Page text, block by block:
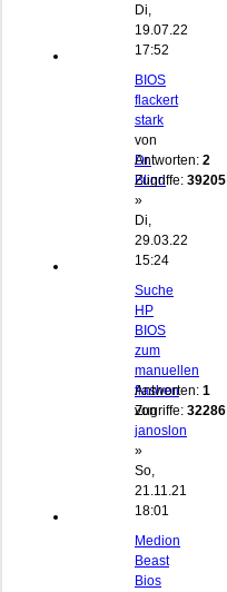
Di,
19.07.22
17:52
BIOS
flackert
stark
von
Dr.
Blind
»
Di,
29.03.22
15:24
Antworten: 2
Zugriffe: 39205
Suche
HP
BIOS
zum
manuellen
flashen
von
janoslon
»
So,
21.11.21
18:01
Antworten: 1
Zugriffe: 32286
Medion
Beast
Bios